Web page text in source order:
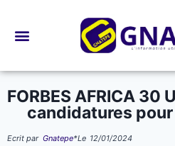
FORBES AFRICA 30
candidatures
Ecrit par Gnatepe*Le 12/01/2024